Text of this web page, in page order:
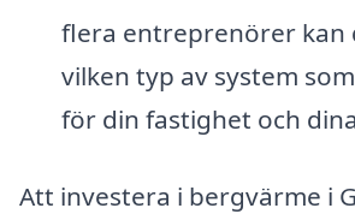
flera entreprenörer kan
vilken typ av system
för din fastighet och
Att investera i bergvärme i